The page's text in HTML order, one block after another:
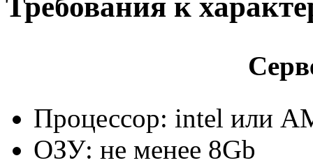
Требования к
Процессор: intel или
ОЗУ: не менее 8Gb